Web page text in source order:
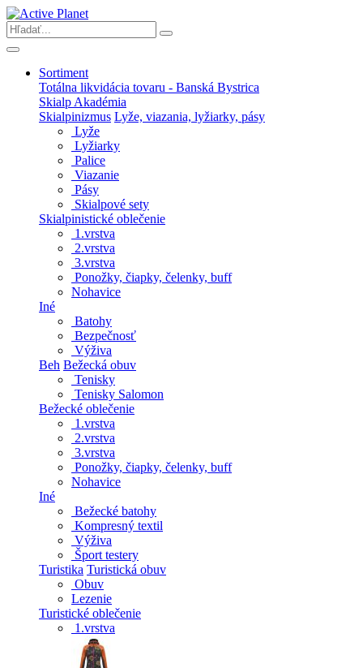
Sortiment
Totálna likvidácia tovaru - Banská Bystrica
Skialp Akadémia
Skialpinizmus Lyže, viazania, lyžiarky, pásy
Lyže
Lyžiarky
Palice
Viazanie
Pásy
Skialpové sety
Skialpinistické oblečenie
1.vrstva
2.vrstva
3.vrstva
Ponožky, čiapky, čelenky, buff
Nohavice
Iné
Batohy
Bezpečnosť
Výživa
Beh Bežecká obuv
Tenisky
Tenisky Salomon
Bežecké oblečenie
1.vrstva
2.vrstva
3.vrstva
Ponožky, čiapky, čelenky, buff
Nohavice
Iné
Bežecké batohy
Kompresný textil
Výživa
Šport testery
Turistika Turistická obuv
Obuv
Lezenie
Turistické oblečenie
1.vrstva